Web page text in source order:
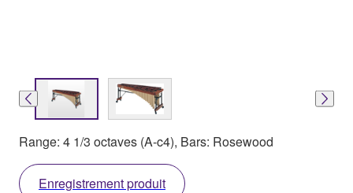
Range: 4 1/3 octaves (A-c4), Bars: Rosewood
Enregistrement produit